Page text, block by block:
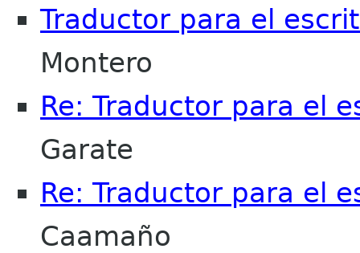
Traductor para el
Montero
Re: Traductor para el
Garate
Re: Traductor para el
Caamaño